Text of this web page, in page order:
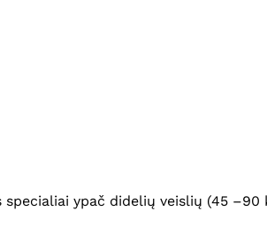
ypač didelių veislių (45 –90